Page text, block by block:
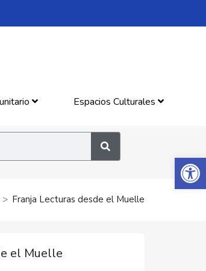
Abrir
Espacios Culturales
Franja Lecturas desde el Muelle
el Muelle